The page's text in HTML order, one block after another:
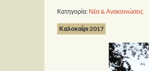
Κατηγορία: Νέα & Ανακοινώσεις
Καλοκαίρι 2017